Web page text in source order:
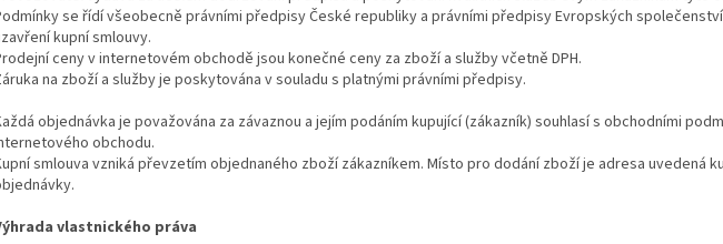
se řídí všeobecně právními předpisy České republiky a právními předpisy Evropských
kupní smlouvy.
ceny v internetovém obchodě jsou konečné ceny za zboží a služby včetně DPH.
na zboží a služby je poskytována v souladu s platnými právními předpisy.
objednávka je považována za závaznou a jejím podáním kupující (zákazník) souhlasí s obchodními
obchodu.
smlouva vzniká převzetím objednaného zboží zákazníkem. Místo pro dodání zboží je adresa uvedená
vlastnického práva